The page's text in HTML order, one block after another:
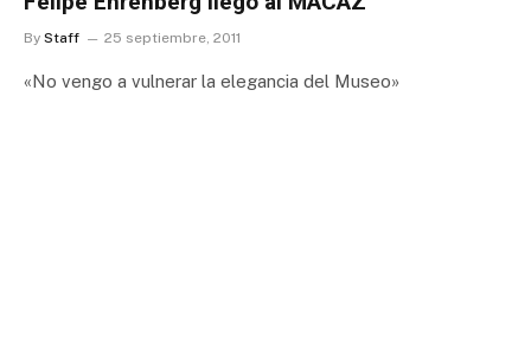
By Staff 25 septiembre, 2011
«No vengo a vulnerar la elegancia del Museo»